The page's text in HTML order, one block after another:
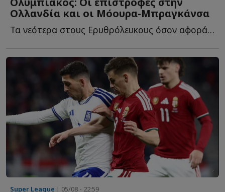
Ολλανδία και οι Μόουρα-Μπραγκάνσα
Τα νεότερα στους Ερυθρόλευκους όσον αφορά στα μεταγραφικά, α...
Super League | 05/08 - 22:59